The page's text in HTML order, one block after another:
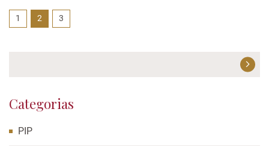
todo el tiempo. Las motocicletas no tienen espacio para
las características de seguridad y dejan...
1 2 3
Categorias
PIP